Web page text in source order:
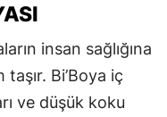
insan sağlığına
Bi’Boya iç
ve düşük koku